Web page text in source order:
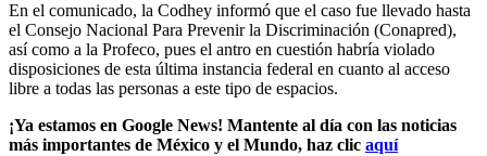
En el comunicado, la Codhey informó que el caso fue llevado hasta
el Consejo Nacional Para Prevenir la Discriminación (Conapred),
así como a la Profeco, pues el antro en cuestión habría violado
disposiciones de esta última instancia federal en cuanto al acceso
libre a todas las personas a este tipo de espacios.
¡Ya estamos en Google News! Mantente al día con las noticias
más importantes de México y el Mundo, haz clic aquí